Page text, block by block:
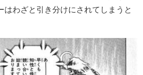
はわざと引き分けにされてしまうと